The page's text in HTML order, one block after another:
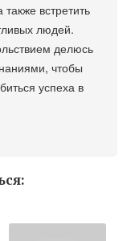
также встретить
людей.
делюсь
чтобы
успеха в